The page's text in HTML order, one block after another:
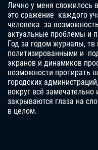
Лично у меня сложилось
это сражение каждого
человека за
актуальные проблемы и
Год за годом журналы, тв
политизированными и
экранов и динамиков
возможности протирать
городских
вокруг всё
закрываются глаза на
в целом.